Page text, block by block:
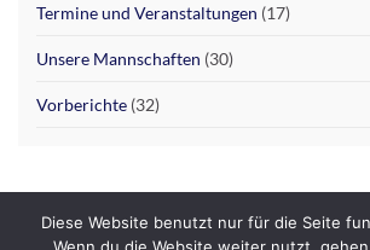
Termine und Veranstaltungen (17)
Unsere Mannschaften (30)
Vorberichte (32)
Diese Website benutzt nur für die Seite